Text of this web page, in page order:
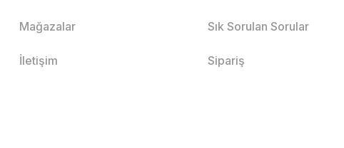
Mağazalar
İletişim
Sık Sorulan Sorular
Sipariş